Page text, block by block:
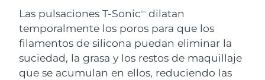
Las pulsaciones T-SonicTM
dilatan
temporalmente los poros para que los
filamentos de silicona puedan eliminar la
suciedad, la grasa y los restos de maquillaje
que se acumulan en ellos, reduciendo las
Puerto Rico Entrega prevista
Catar Entrega prevista
Reunión Entrega prevista8/15/26